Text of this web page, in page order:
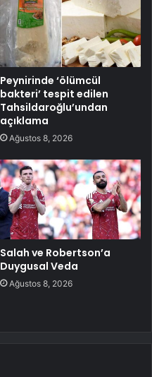
Peynirinde ‘ölümcül
bakteri’ tespit edilen
Tahsildaroğlu’undan
açıklama
Ağustos 8, 2026
Salah ve Robertson’a
Duygusal Veda
Ağustos 8, 2026